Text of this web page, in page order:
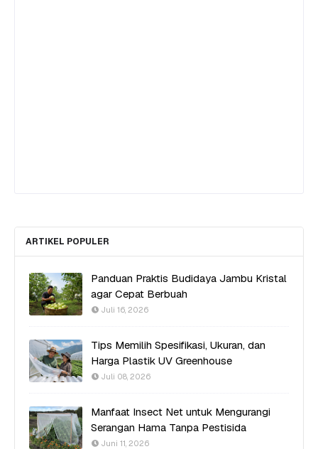
ARTIKEL POPULER
Panduan Praktis Budidaya Jambu Kristal
agar Cepat Berbuah
Juli 16, 2026
Tips Memilih Spesifikasi, Ukuran, dan
Harga Plastik UV Greenhouse
Juli 08, 2026
Manfaat Insect Net untuk Mengurangi
Serangan Hama Tanpa Pestisida
Juni 11, 2026